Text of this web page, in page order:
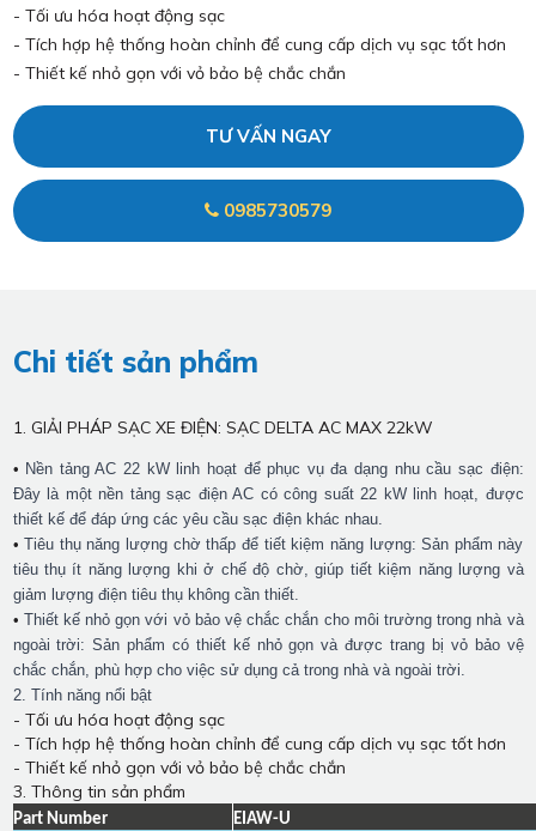
- Tối ưu hóa hoạt động sạc
- Tích hợp hệ thống hoàn chỉnh để cung cấp dịch vụ sạc tốt hơn
- Thiết kế nhỏ gọn với vỏ bảo bệ chắc chắn
TƯ VẤN NGAY
0985730579
Chi tiết sản phẩm
1. GIẢI PHÁP SẠC XE ĐIỆN: SẠC DELTA AC MAX 22kW
• Nền tảng AC 22 kW linh hoạt để phục vụ đa dạng nhu cầu sạc điện:
Đây là một nền tảng sạc điện AC có công suất22 kW linh hoạt, được
thiết kế để đáp ứng các yêu cầu sạc điện khác nhau.
• Tiêu thụ năng lượng chờ thấp để tiết kiệm năng lượng: Sản phẩm này
tiêu thụ ít năng lượng khi ở chế độ chờ, giúp tiết kiệm năng lượng và
giảm lượng điện tiêu thụ không cần thiết.
• Thiết kế nhỏ gọn với vỏ bảo vệ chắc chắn cho môi trường trong nhà và
ngoài trời: Sản phẩm có thiết kế nhỏ gọn và được trang bị vỏ bảo vệ
chắc chắn, phù hợp cho việc sử dụng cả trong nhà và ngoài trời.
2. Tính năng nổi bật
- Tối ưu hóa hoạt động sạc
- Tích hợp hệ thống hoàn chỉnh để cung cấp dịch vụ sạc tốt hơn
- Thiết kế nhỏ gọn với vỏ bảo bệ chắc chắn
3. Thông tin sản phẩm
Part Number EIAW-U